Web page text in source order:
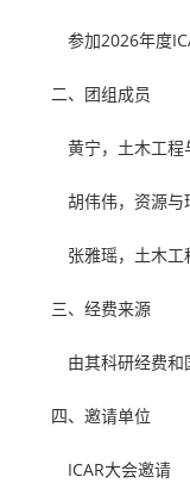
参加2026年度
二、团组成员
黄宁，土木工程与
胡伟伟，资源与环
张雅瑶，土木工程
三、经费来源
由其科研经费和国
四、邀请单位
ICAR大会邀请